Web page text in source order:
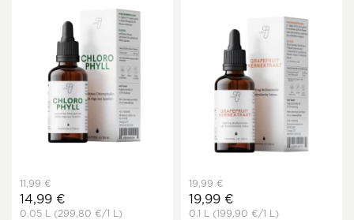
11,99 €
14,99 €
0.05 L (299,80 €/1 L)
19,99 €
19,99 €
0.1 L (199,90 €/1 L)